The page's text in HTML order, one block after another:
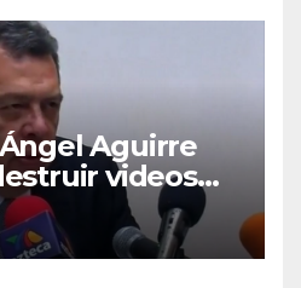
Ángel Aguirre
videos
Ayotzinapa